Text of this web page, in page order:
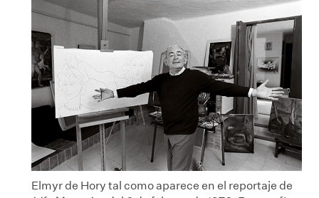
Elmyr de Hory tal como aparece en el reportaje de